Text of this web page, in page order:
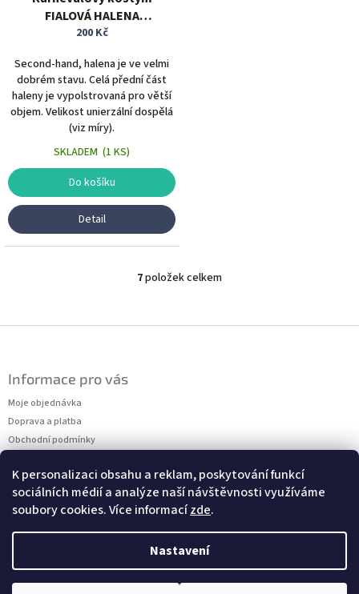
K personalizaci obsahu a reklam, poskytování funkcí
sociálních médií a analýze naší návštěvnosti využíváme
soubory cookies. Více informacízde.
Nastavení
FIALOVÁ HALENA
polstrovaná univerzální
200 Kč
Second-hand, halena je ve velmi
dobrém stavu. Celá přední část
haleny je vypolstrovaná pro větší
objem. Velikost unierzální dospělá
(viz míry).
SKLADEM (1 KS)
Do košíku
Detail
O
á
k
v
ý
p
i
u
7položek celkem
Informace pro vás
Moje objednávka
Doprava a platba
Obchodní podmínky
Kontakty
Měření velikostí